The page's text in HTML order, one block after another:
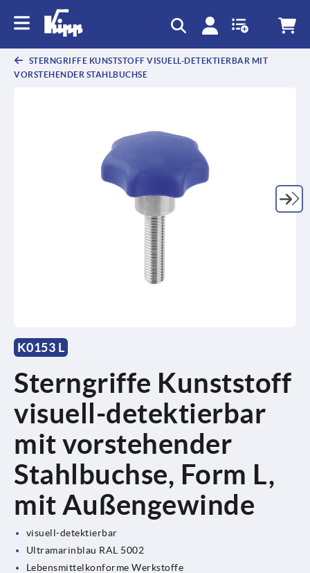
STERNGRIFFE KUNSTSTOFF VISUELL-DETEKTIERBAR MIT
VORSTEHENDER STAHLBUCHSE
K0153 L
Sterngriffe Kunststoff
visuell-detektierbar
mit vorstehender
Stahlbuchse, Form L,
mit Außengewinde
visuell-detektierbar
Ultramarinblau RAL 5002
Lebensmittelkonforme Werkstoffe